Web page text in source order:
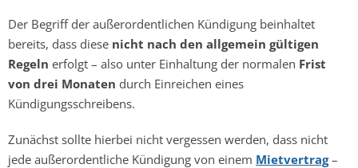
Der Begriff der außerordentlichen Kündigung beinhaltet
bereits, dass diese nicht nach den allgemein gültigen
Regeln erfolgt – also unter Einhaltung der normalen Frist
von drei Monaten durch Einreichen eines
Kündigungsschreibens.
Zunächst sollte hierbei nicht vergessen werden, dass nicht
jede außerordentliche Kündigung von einem Mietvertrag–